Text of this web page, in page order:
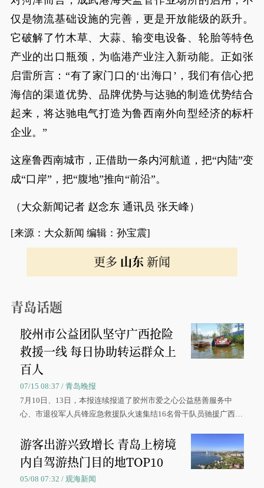
仅是物流基础设施的完善，更是开放能级的跃升。
它破解了竹木草、大蒜、输变电设备、轮胎等特色
产业的出口瓶颈，为临港产业注入新动能。正如张
启雷所言：“有了家门口的‘出海口’，我们有信心把
海信的渠道优势、品牌优势与达驰的制造优势结合
起来，将达驰电气打造为鲁西南外向型经济的标杆
企业。”
这座鲁西南城市，正借助一条内河航道，把“内陆”变
成“口岸”，把“腹地”推向“前沿”。
（大众新闻记者 赵念东 通讯员 张天峰）
[来源：大众新闻 编辑：孙宝震]
更多 山东 新闻
青岛话题
胶州市公益团队坚守广西抢险
救援一线 每日协助转运群众上
百人
07/15 08:37 / 青岛晚报
7月10日、13日，本报连续报道了胶州市爱之心公益慈善服务中
心、市退役军人兵锋应急救援队火速集结16名骨干队员驰援广西灾
游客出游兴致增长 青岛上榜境
内自驾游热门目的地TOP10
05/08 07:32 / 观海新闻